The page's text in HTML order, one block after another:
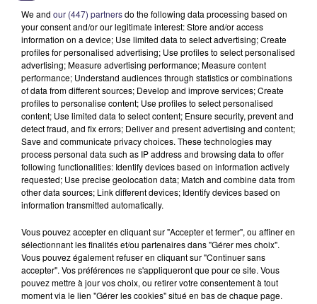
vous regretteriez. Réfléchissez un peu plus, et essayez de
contrôler votre tendance à la contradiction.
Horoscope G ¿½meaux - Vie sociale
Sachez savourer à fond l'affection que l'on vous porte.
Non seulement elle vous facilitera la vie en vous aidant à
résoudre vos problèmes, mais encore elle comblera les
désirs de votre coeur. Tâchez de cultiver un climat de
bienveillance et d'entente cordiale en toutes
circonstances.
Horoscope G ¿½meaux - Citation du jour
Les caresses sont aussi nécessaires à la vie des
sentiments que les feuilles le sont aux arbres. Sans elles,
l'amour meurt par la racine (Nathaniel Hawthorne).
Horoscope G ¿½meaux - Nombre de chance
798
We and our (447) partnersdo the following data processing based on
your consent and/or our legitimate interest: Store and/or access
information on a device; Use limited data to select advertising; Create
profiles for personalised advertising; Use profiles to select personalised
advertising; Measure advertising performance; Measure content
performance; Understand audiences through statistics or combinations
of data from different sources; Develop and improve services; Create
profiles to personalise content; Use profiles to select personalised
content; Use limited data to select content; Ensure security, prevent and
detect fraud, and fix errors; Deliver and present advertising and content;
Save and communicate privacy choices. These technologies may
process personal data such as IP address and browsing data to offer
following functionalities: Identify devices based on information actively
requested; Use precise geolocation data; Match and combine data from
other data sources; Link different devices; Identify devices based on
information transmitted automatically.
Vous pouvez accepter en cliquant sur "Accepter et fermer", ou affiner en
sélectionnant les finalités et/ou partenaires dans "Gérer mes choix".
Vous pouvez également refuser en cliquant sur "Continuer sans
accepter". Vos préférences ne s'appliqueront que pour ce site. Vous
pouvez mettre à jour vos choix, ou retirer votre consentement à tout
moment via le lien "Gérer les cookies" situé en bas de chaque page.